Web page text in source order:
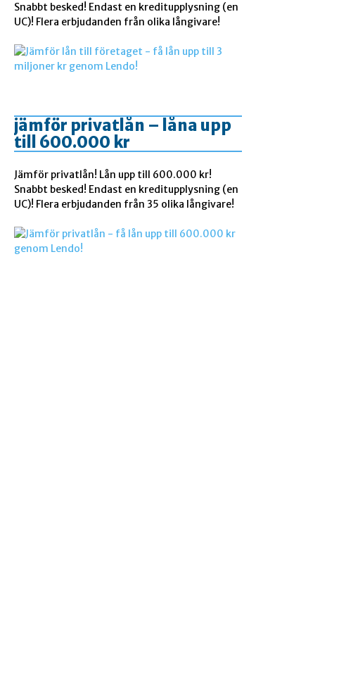
Snabbt besked! Endast en kreditupplysning (en
UC)! Flera erbjudanden från olika långivare!
jämför privatlån – låna upp
till 600.000 kr
Jämför privatlån! Lån upp till 600.000 kr!
Snabbt besked! Endast en kreditupplysning (en
UC)! Flera erbjudanden från 35 olika långivare!